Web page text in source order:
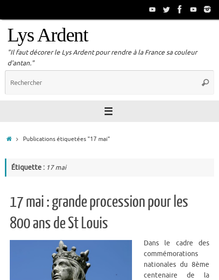
Lys Ardent
"Il faut décorer le Lys Ardent pour rendre à la France sa couleur
d'antan."
AccueilPublications étiquetées "17 mai"
Étiquette : 17 mai
17 mai : grande procession pour les
800 ans de St Louis
Dans le cadre des
commémorations
nationales du 8ème
centenaire de la